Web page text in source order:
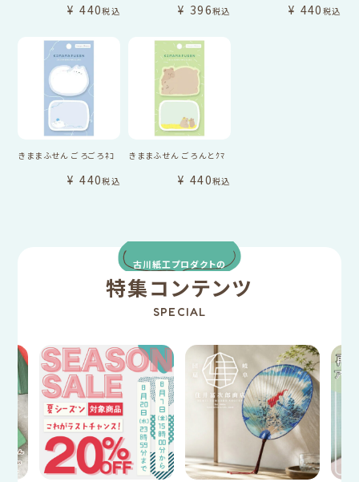
¥ 440税込 ¥ 396税込 ¥ 440 税込
きままふせん ごろごろﾈｺ
¥ 440税込
きままふせん ごろんとｸﾏ
¥ 440税込
古川紙工プロダクトの
特集コンテンツ
SPECIAL